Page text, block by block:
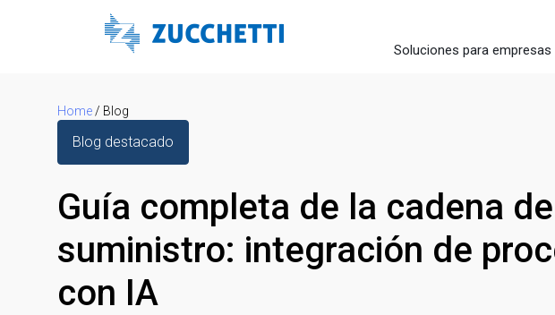
Soluciones para empresas
Home / Blog
Blog destacado
Guía completa de la cadena de
suministro: integración de
con IA